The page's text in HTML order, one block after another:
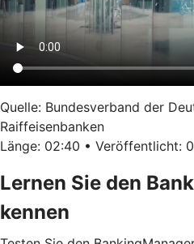
Quelle: Bundesverband der
Raiffeisenbanken
Länge: 02:40 • Veröffentlicht:
Lernen Sie den
kennen